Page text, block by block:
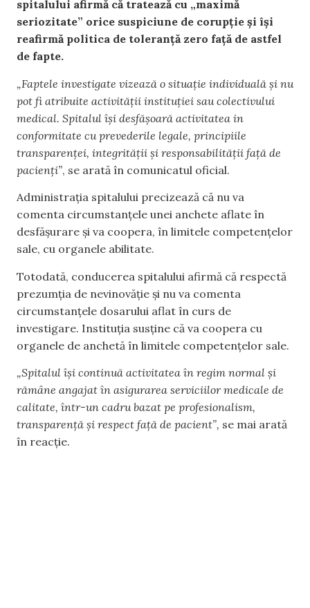
spitalului afirmă că tratează cu „maximă
seriozitate” orice suspiciune de corupție și își
reafirmă politica de toleranță zero față de astfel
de fapte.
„Faptele investigate vizează o situație individuală și nu
pot fi atribuite activității instituției sau colectivului
medical. Spitalul își desfășoară activitatea in
conformitate cu prevederile legale, principiile
transparenței, integrității și responsabilității față de
pacienți”, se arată în comunicatul oficial.
Administrația spitalului precizează că nu va
comenta circumstanțele unei anchete aflate în
desfășurare și va coopera, în limitele competențelor
sale, cu organele abilitate.
Totodată, conducerea spitalului afirmă că respectă
prezumția de nevinovăție și nu va comenta
circumstanțele dosarului aflat în curs de
investigare. Instituția susține că va coopera cu
organele de anchetă în limitele competențelor sale.
„Spitalul își continuă activitatea în regim normal și
rămâne angajat în asigurarea serviciilor medicale de
calitate, într-un cadru bazat pe profesionalism,
transparență și respect față de pacient”, se mai arată
în reacție.